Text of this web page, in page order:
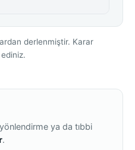
derlenmiştir. Karar
ya da tıbbi
.